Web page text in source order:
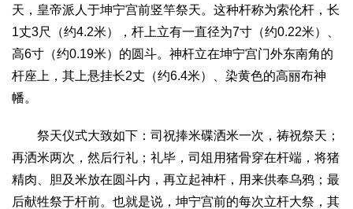
天，皇帝派人于坤宁宫前竖竿祭天。这种杆称为索伦杆，长
1丈3尺（约4.2米），杆上立有一直径为7寸（约0.22米）、
高6寸（约0.19米）的圆斗。神杆立在坤宁宫门外东南角的
杆座上，其上悬挂长2丈（约6.4米）、染黄色的高丽布神
幡。
祭天仪式大致如下：司祝捧米碟洒米一次，祷祝祭天；
再洒米两次，然后行礼；礼毕，司俎用猪骨穿在杆端，将猪
精肉、胆及米放在圆斗内，再立起神杆，用来供奉乌鸦；最
后献牲祭于杆前。也就是说，坤宁宫前的每次立杆大祭，其